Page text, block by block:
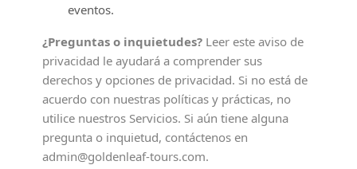
eventos.
¿Preguntas o inquietudes? Leer este aviso de
privacidad le ayudará a comprender sus
derechos y opciones de privacidad. Si no está de
acuerdo con nuestras políticas y prácticas, no
utilice nuestros Servicios. Si aún tiene alguna
pregunta o inquietud, contáctenos en
admin@goldenleaf-tours.com.